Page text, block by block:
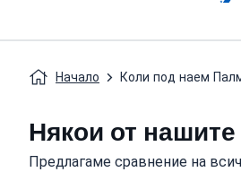
Начало Коли под наем
Някои от
Предлагаме сравнение на